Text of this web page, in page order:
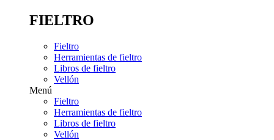
FIELTRO
Fieltro
Herramientas de fieltro
Libros de fieltro
Vellón
Menú
Fieltro
Herramientas de fieltro
Libros de fieltro
Vellón